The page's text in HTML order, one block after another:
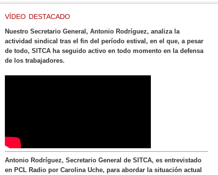
VÍDEO DESTACADO
Nuestro Secretario General, Antonio Rodríguez, analiza la
actividad sindical tras el fin del período estival, en el que, a pesar
de todo, SITCA ha seguido activo en todo momento en la defensa
de los trabajadores.
Antonio Rodríguez, Secretario General de SITCA, es entrevistado
en PCL Radio por Carolina Uche, para abordar la situación actual